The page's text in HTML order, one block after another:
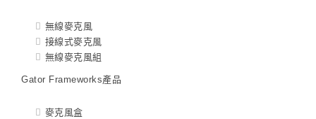
無線麥克風
接線式麥克風
無線麥克風組
Gator Frameworks產品
麥克風盒